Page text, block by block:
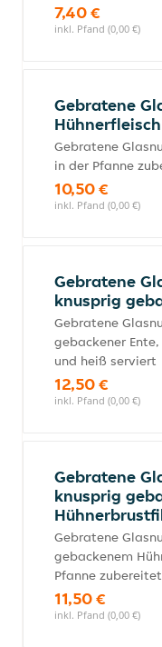
7,40 €
inkl. Pfand (0,00 €)
Gebratene
Hühnerfleisch
Gebratene
in der Pfanne
10,50 €
inkl. Pfand (0,00 €)
Gebratene
knusprig
Gebratene
gebackener
und heiß serviert
12,50 €
inkl. Pfand (0,00 €)
Gebratene
knusprig
Gebratene
gebackenem
Pfanne
11,50 €
inkl. Pfand (0,00 €)